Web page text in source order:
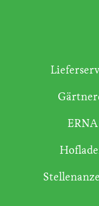
ERNA